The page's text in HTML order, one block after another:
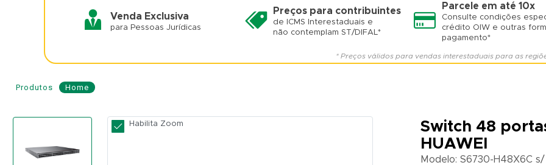
Venda Exclusiva
para Pessoas Jurídicas
Preços para contribuintes
de ICMS Interestaduais e
não contemplam ST/DIFAL*
Parcele em até 10x
Consulte condições
crédito OIW e outras
pagamento*
* Preços válidos para vendas interestaduais para as
Home
Produtos
Switch
portas
Habilita Zoom
Switch 48
HUAWEI
Modelo: S6730-H48X6C